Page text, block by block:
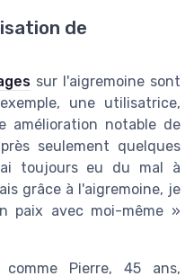
de
sur l'aigremoine sont
une utilisatrice,
amélioration notable de
seulement quelques
toujours eu du mal à
grâce à l'aigremoine, je
paix avec moi-même »
Pierre, 45 ans,